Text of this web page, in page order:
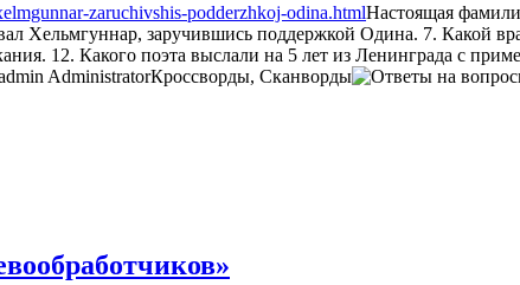
zaruchivshis-podderzhkoj-odina.htmlНастоящая
Хельмгуннар, заручившись поддержкой Одина. 7. Какой
12. Какого поэта выслали на 5 лет из Ленинграда с
AdministratorКроссворды, Сканворды